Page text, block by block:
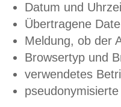
Datum und
Übertragene
Meldung, ob der
Browsertyp und
verwendetes